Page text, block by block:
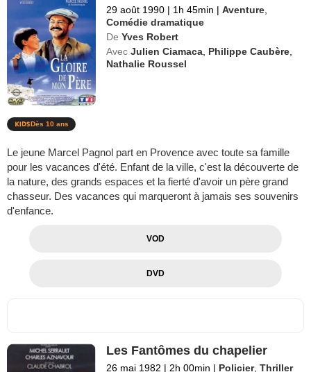
29 août 1990 | 1h 45min | Aventure
Comédie dramatique
De Yves Robert
Avec Julien Ciamaca Philippe Caubère
Nathalie Roussel
Dès 10 ans
Le jeune Marcel Pagnol part en Provence avec toute sa famille
pour les vacances d'été. Enfant de la ville, c'est la découverte de
la nature, des grands espaces et la fierté d'avoir un père grand
chasseur. Des vacances qui marqueront à jamais ses souvenirs
d'enfance.
VOD
DVD
Les Fantômes du chapelier
26 mai 1982 | 2h 00min | Policier,Thriller